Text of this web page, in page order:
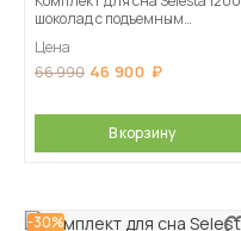
шоколад с подъемным
Цена
66 990 46 900
В корзину
-30%